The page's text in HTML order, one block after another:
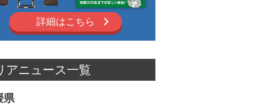
詳細はこちら
アニュース一覧
県